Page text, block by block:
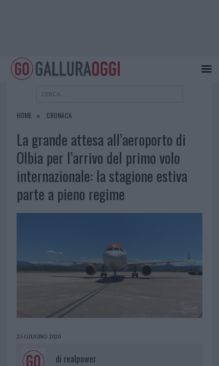
HOME CRONACA
La grande attesa all’aeroporto di
Olbia per l’arrivo del primo volo
internazionale: la stagione estiva
parte a pieno regime
25 GIUGNO 2020
di realpower